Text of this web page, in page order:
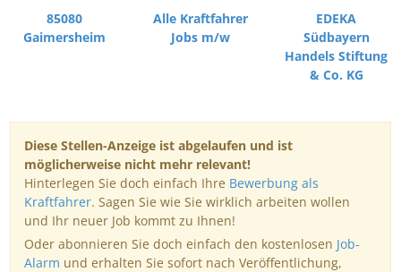
85080
Gaimersheim
Alle Kraftfahrer
Jobs m/w
EDEKA
Südbayern
Handels Stiftung
& Co. KG
Diese Stellen-Anzeige ist abgelaufen und ist
möglicherweise nicht mehr relevant!
Hinterlegen Sie doch einfach Ihre Bewerbung als
Kraftfahrer. Sagen Sie wie Sie wirklich arbeiten wollen
und Ihr neuer Job kommt zu Ihnen!
Oder abonnieren Sie doch einfach den kostenlosen Job-
Alarm und erhalten Sie sofort nach Veröffentlichung,